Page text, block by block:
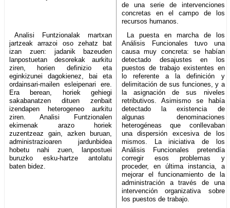
de una serie de intervenciones
concretas en el campo de los
recursos humanos.
Analisi Funtzionalak martxan
jartzeak arrazoi oso zehatz bat
izan zuen: jadanik bazeuden
lanpostuetan desorekak aurkitu
ziren, horien definizio eta
eginkizunei dagokienez, bai eta
ordainsari-mailen esleipenari ere.
Era berean, horiek gehiegi
sakabanatzen dituen zenbait
izendapen heterogeneo aurkitu
ziren. Analisi Funtzionalen
ekimenak arazo horiek
zuzentzeaz gain, azken buruan,
administrazioaren jardunbidea
hobetu nahi zuen, lanpostuei
buruzko esku-hartze antolatu
baten bidez.
La puesta en marcha de los
Análisis Funcionales tuvo una
causa muy concreta: se habían
detectado desajustes en los
puestos de trabajo existentes en
lo referente a la definición y
delimitación de sus funciones, y a
la asignación de sus niveles
retributivos. Asimismo se había
detectado la existencia de
algunas denominaciones
heterogéneas que conllevaban
una dispersión excesiva de los
mismos. La iniciativa de los
Análisis Funcionales pretendía
corregir esos problemas y
proceder, en última instancia, a
mejorar el funcionamiento de la
administración a través de una
intervención organizativa sobre
los puestos de trabajo.